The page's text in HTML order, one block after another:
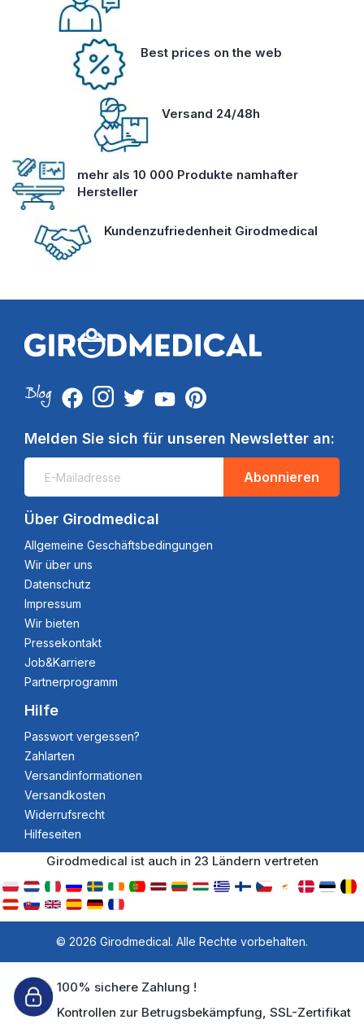
Best prices on the web
Versand 24/48h
mehr als 10 000 Produkte namhafter
Hersteller
Kundenzufriedenheit Girodmedical
Melden Sie sich für unseren Newsletter an:
Abonnieren
Über Girodmedical
Allgemeine Geschäftsbedingungen
Wir über uns
Datenschutz
Impressum
Wir bieten
Pressekontakt
Job&Karriere
Partnerprogramm
Hilfe
Passwort vergessen?
Zahlarten
Versandinformationen
Versandkosten
Widerrufsrecht
Hilfeseiten
Girodmedical ist auch in 23 Ländern vertreten
© 2026 Girodmedical. Alle Rechte vorbehalten.
100% sichere Zahlung !
Kontrollen zur Betrugsbekämpfung, SSL-Zertifikat